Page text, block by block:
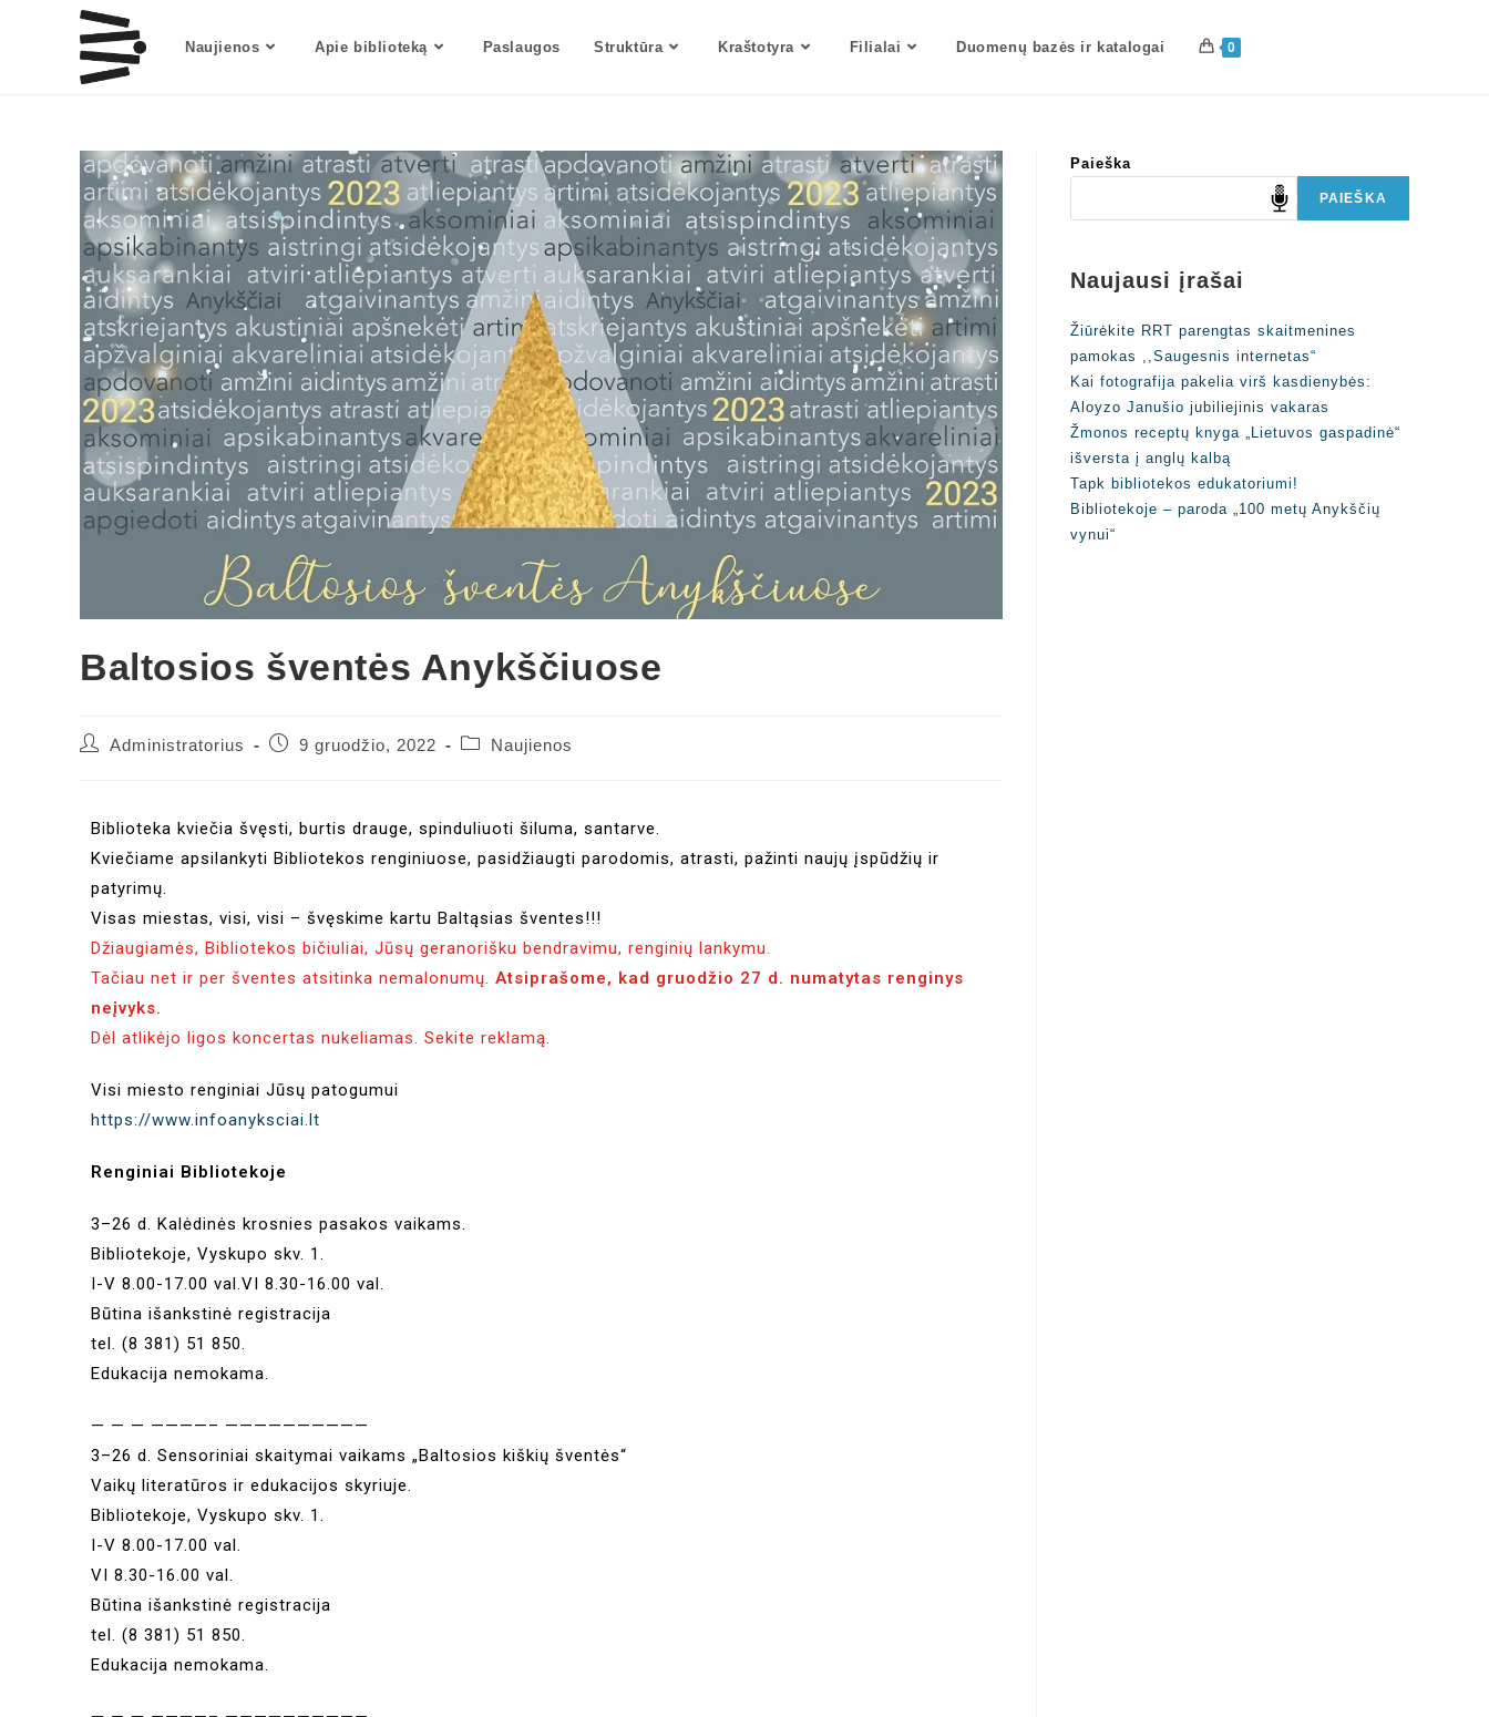
Naujienos Apie biblioteką Paslaugos Struktūra Kraštotyra Filialai Duomenų bazės ir katalogai 0
Baltosios šventės Anykščiuose
Administratorius 9 gruodžio, 2022 Naujienos
Biblioteka kviečia švęsti, burtis drauge, spinduliuoti šiluma, santarve.
Kviečiame apsilankyti Bibliotekos renginiuose, pasidžiaugti parodomis, atrasti, pažinti naujų įspūdžių ir
patyrimų.
Visas miestas, visi, visi – švęskime kartu Baltąsias šventes!!!
Džiaugiamės, Bibliotekos bičiuliai, Jūsų geranorišku bendravimu, renginių lankymu.
Tačiau net ir per šventes atsitinka nemalonumų. Atsiprašome, kad gruodžio 27 d. numatytas renginys
neįvyks.
Dėl atlikėjo ligos koncertas nukeliamas. Sekite reklamą.
Visi miesto renginiai Jūsų patogumui
https://www.infoanyksciai.lt
Renginiai Bibliotekoje
3–26 d. Kalėdinės krosnies pasakos vaikams.
Bibliotekoje, Vyskupo skv. 1.
I-V 8.00-17.00 val.VI 8.30-16.00 val.
Būtina išankstinė registracija
tel. (8 381) 51 850.
Edukacija nemokama.
— — — ————– ——————————
3–26 d. Sensoriniai skaitymai vaikams „Baltosios kiškių šventės“
Vaikų literatūros ir edukacijos skyriuje.
Bibliotekoje, Vyskupo skv. 1.
I-V 8.00-17.00 val.
VI 8.30-16.00 val.
Būtina išankstinė registracija
tel. (8 381) 51 850.
Edukacija nemokama.
Paieška
PAIEŠKA
Naujausi įrašai
Žiūrėkite RRT parengtas skaitmenines
pamokas ,,Saugesnis internetas“
Kai fotografija pakelia virš kasdienybės:
Aloyzo Janušio jubiliejinis vakaras
Žmonos receptų knyga „Lietuvos gaspadinė“
išversta į anglų kalbą
Tapk bibliotekos edukatoriumi!
Bibliotekoje – paroda „100 metų Anykščių
vynui“